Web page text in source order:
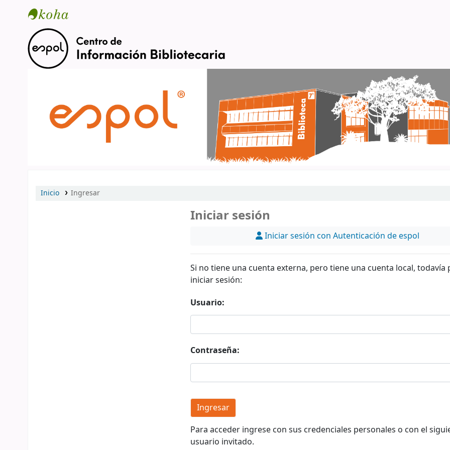
Catálogo en línea
Inicio Ingresar
Iniciar sesión
Iniciar sesión con Autenticación de espol
Si no tiene una cuenta externa, pero tiene una cuenta local, todavía
iniciar sesión:
Usuario:
Contraseña:
Para acceder ingrese con sus credenciales personales o con el
usuario invitado.